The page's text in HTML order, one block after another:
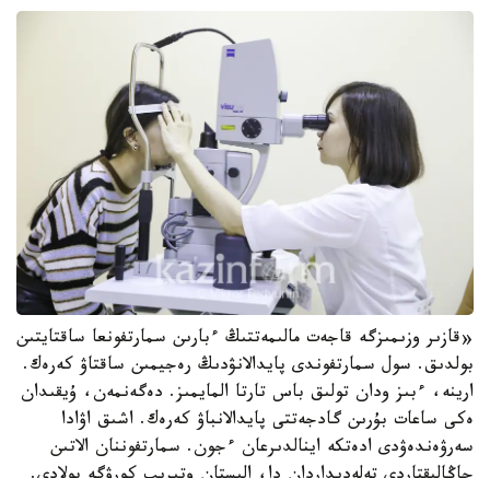
«قازىر وزىمىزگە قاجەت مالىمەتتىڭ ءبارىن سمارتفونعا ساقتايتىن
بولدىق. سول سمارتفوندى پايدالانۋدىڭ رەجيمىن ساقتاۋ كەرەك.
ارينە، ءبىز ودان تولىق باس تارتا المايمىز. دەگەنمەن، ۇيقىدان
ەكى ساعات بۇرىن گادجەتتى پايدالانباۋ كەرەك. اشىق اۋادا
سەرۋەندەۋدى ادەتكە اينالدىرعان ءجون. سمارتفوننان الاتىن